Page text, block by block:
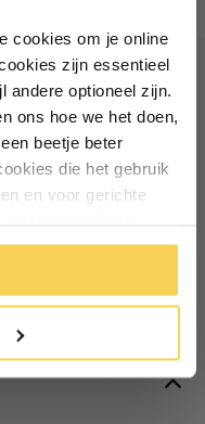
cookies om je online
zijn essentieel
andere optioneel zijn.
ons hoe we het doen,
beetje beter
die het gebruik
en voor gerichte
te accepteren. Of
akkoord gaat met
€5 welkomstkorting!